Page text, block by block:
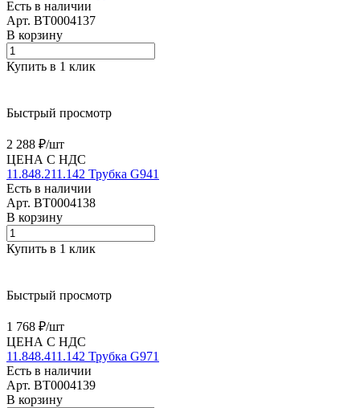
Есть в наличии
Арт. BT0004137
В корзину
Купить в 1 клик
Быстрый просмотр
2 288 ₽/шт
ЦЕНА С НДС
11.848.211.142 Трубка G941
Есть в наличии
Арт. BT0004138
В корзину
Купить в 1 клик
Быстрый просмотр
1 768 ₽/шт
ЦЕНА С НДС
11.848.411.142 Трубка G971
Есть в наличии
Арт. BT0004139
В корзину